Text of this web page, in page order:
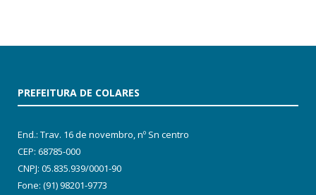
PREFEITURA DE COLARES
End.: Trav. 16 de novembro, nº Sn centro
CEP: 68785-000
CNPJ: 05.835.939/0001-90
Fone: (91) 98201-9773